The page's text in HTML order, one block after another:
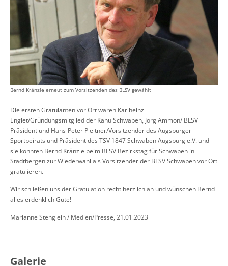
Bernd Kränzle erneut zum Vorsitzenden des BLSV gewählt
Die ersten Gratulanten vor Ort waren Karlheinz
Englet/Gründungsmitglied der Kanu Schwaben, Jörg Ammon/ BLSV
Präsident und Hans-Peter Pleitner/Vorsitzender des Augsburger
Sportbeirats und Präsident des TSV 1847 Schwaben Augsburg e.V. und
sie konnten Bernd Kränzle beim BLSV Bezirkstag für Schwaben in
Stadtbergen zur Wiederwahl als Vorsitzender der BLSV Schwaben vor Ort
gratulieren.
Wir schließen uns der Gratulation recht herzlich an und wünschen Bernd
alles erdenklich Gute!
Marianne Stenglein / Medien/Presse, 21.01.2023
Galerie